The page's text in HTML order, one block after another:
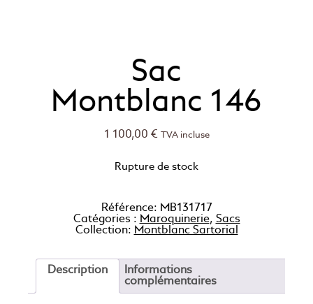
Sac
Montblanc 146
1 100,00 € TVA incluse
Rupture de stock
Référence: MB131717
Catégories : Maroquinerie, Sacs
Collection: Montblanc Sartorial
Description
Informations
complémentaires